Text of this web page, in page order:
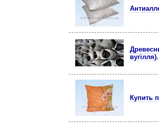
вугiлля).
Купить